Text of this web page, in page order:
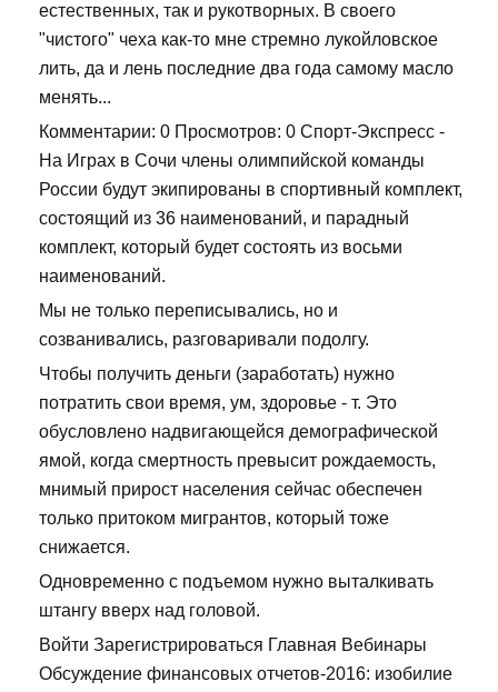
естественных, так и рукотворных. В своего
"чистого" чеха как-то мне стремно лукойловское
лить, да и лень последние два года самому масло
менять...
Комментарии: 0 Просмотров: 0 Спорт-Экспресс -
На Играх в Сочи члены олимпийской команды
России будут экипированы в спортивный комплект,
состоящий из 36 наименований, и парадный
комплект, который будет состоять из восьми
наименований.
Мы не только переписывались, но и
созванивались, разговаривали подолгу.
Чтобы получить деньги (заработать) нужно
потратить свои время, ум, здоровье - т. Это
обусловлено надвигающейся демографической
ямой, когда смертность превысит рождаемость,
мнимый прирост населения сейчас обеспечен
только притоком мигрантов, который тоже
снижается.
Одновременно с подъемом нужно выталкивать
штангу вверх над головой.
Войти Зарегистрироваться Главная Вебинары
Обсуждение финансовых отчетов-2016: изобилие